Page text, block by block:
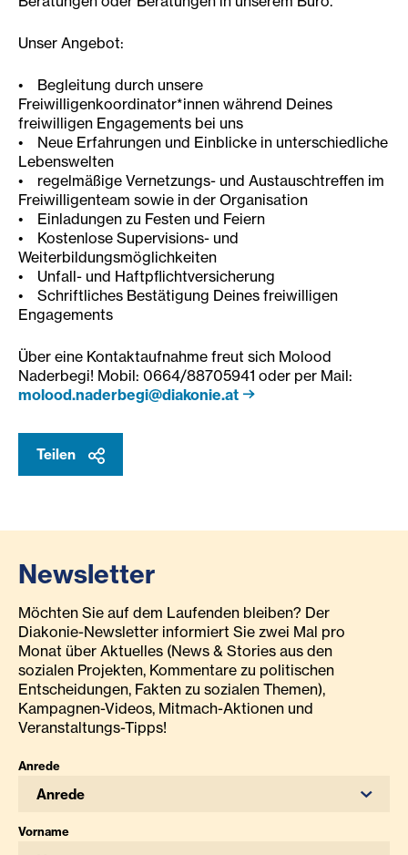
Unser Angebot:
• Begleitung durch unsere
Freiwilligenkoordinator*innen während Deines
freiwilligen Engagements bei uns
• Neue Erfahrungen und Einblicke in unterschiedliche
Lebenswelten
• regelmäßige Vernetzungs- und Austauschtreffen im
Freiwilligenteam sowie in der Organisation
• Einladungen zu Festen und Feiern
• Kostenlose Supervisions- und
Weiterbildungsmöglichkeiten
• Unfall- und Haftpflichtversicherung
• Schriftliches Bestätigung Deines freiwilligen
Engagements
Über eine Kontaktaufnahme freut sich Molood
Naderbegi! Mobil: 0664/88705941 oder per Mail:
molood.naderbegi@diakonie.at
Teilen
Newsletter
Möchten Sie auf dem Laufenden bleiben? Der
Diakonie-Newsletter informiert Sie zwei Mal pro
Monat über Aktuelles (News & Stories aus den
sozialen Projekten, Kommentare zu politischen
Entscheidungen, Fakten zu sozialen Themen),
Kampagnen-Videos, Mitmach-Aktionen und
Veranstaltungs-Tipps!
Anrede
Anrede
Vorname